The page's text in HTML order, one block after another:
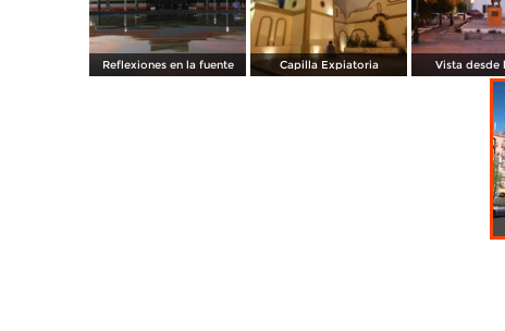
Reflexiones en la fuente Capilla Expiatoria Vista desde